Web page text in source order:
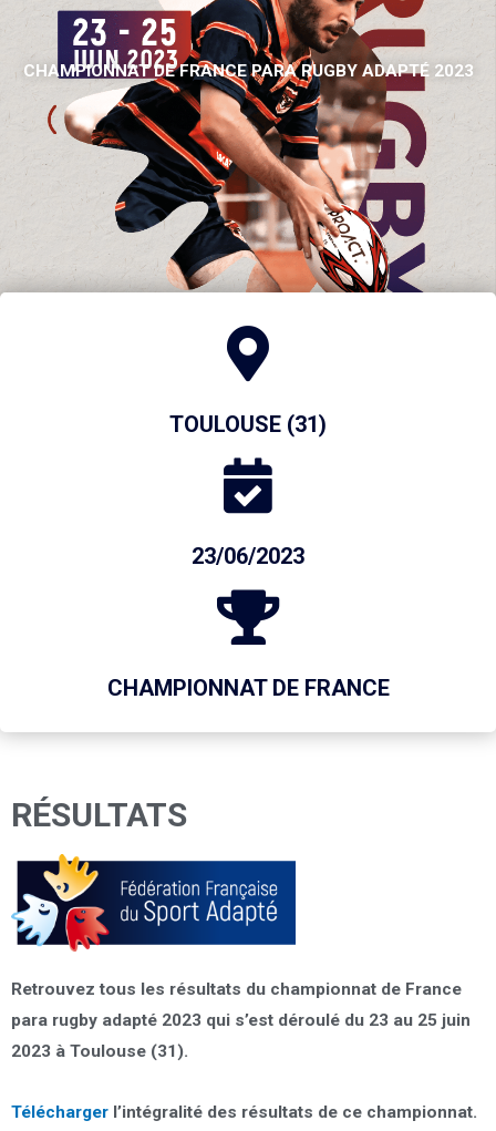
CHAMPIONNAT DE FRANCE PARA RUGBY ADAPTÉ 2023
TOULOUSE (31)
23/06/2023
CHAMPIONNAT DE FRANCE
RÉSULTATS
Retrouvez tous les résultats du championnat de France
para rugby adapté 2023 qui s’est déroulé du 23 au 25 juin
2023 à Toulouse (31).
Télécharger l’intégralité des résultats de ce championnat.